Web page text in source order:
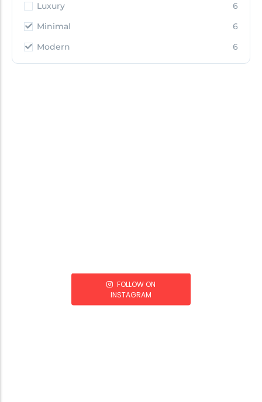
Luxury
6
Minimal
6
Modern
6
FOLLOW ON
INSTAGRAM